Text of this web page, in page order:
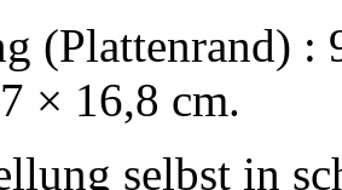
(Plattenrand) :
× 16,8 cm.
selbst in